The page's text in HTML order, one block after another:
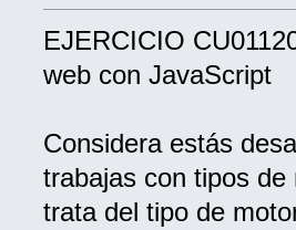
EJERCICIO
web con JavaScript
Considera estás
trabajas con tipos
trata del tipo de